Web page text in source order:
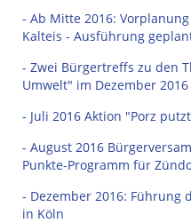
- Ab Mitte 2016:
Kalteis - Ausführung
- Zwei Bürgertreffs zu den
Umwelt" im Dezember 2016
- Juli 2016 Aktion "Porz
- August 2016
Punkte-Programm für
- Dezember 2016: Führung
in Köln